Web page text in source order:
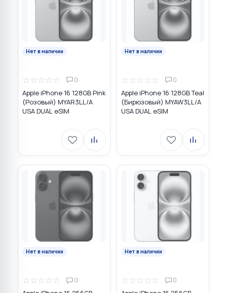
Нет в наличии
☆☆☆☆☆ 0
Apple iPhone 16 128GB Pink
(Розовый) MYAR3LL/A
USA DUAL eSIM
Нет в наличии
☆☆☆☆☆ 0
Apple iPhone 16 128GB Teal
(Бирюзовый) MYAW3LL/A
USA DUAL eSIM
Нет в наличии
☆☆☆☆☆ 0
Нет в наличии
☆☆☆☆☆ 0